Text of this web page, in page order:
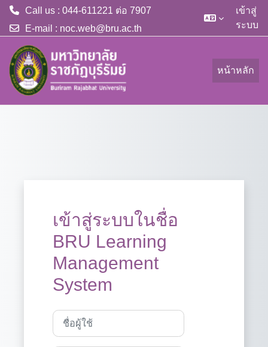
Call us : 044-611221 ต่อ 7907
E-mail : noc.web@bru.ac.th
เข้าสู่
ระบบ
หน้าหลัก
เข้าสู่ระบบในชื่อ
BRU Learning
Management
System
ชื่อผู้ใช้